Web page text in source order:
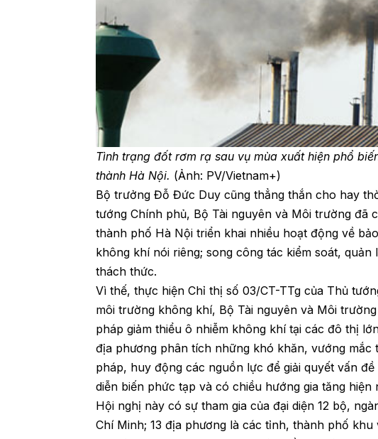
Tình trạng đốt rơm rạ sau vụ mùa xuất hiện phổ
thành Hà Nội. (Ảnh: PV/Vietnam+)
Bộ trưởng Đỗ Đức Duy cũng thẳng thắn cho hay
tướng Chính phủ, Bộ Tài nguyên và Môi trường đã
thành phố Hà Nội triển khai nhiều hoạt động về
không khí nói riêng; song công tác kiểm soát,
thách thức.
Vì thế, thực hiện Chỉ thị số 03/CT-TTg của Thủ
môi trường không khí, Bộ Tài nguyên và Môi
pháp giảm thiểu ô nhiễm không khí tại các đô thị
địa phương phân tích những khó khăn, vướng
pháp, huy động các nguồn lực để giải quyết vấn
diễn biến phức tạp và có chiều hướng gia tăng
Hội nghị này có sự tham gia của đại diện 12 bộ,
Chí Minh; 13 địa phương là các tỉnh, thành phố